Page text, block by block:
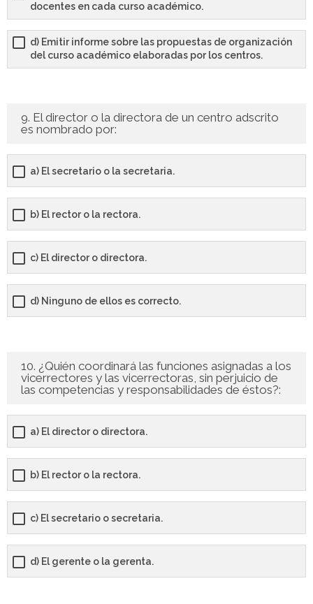
docentes en cada curso académico.
d) Emitir informe sobre las propuestas de organización
del curso académico elaboradas por los centros.
9. El director o la directora de un centro adscrito
es nombrado por:
a) El secretario o la secretaria.
b) El rector o la rectora.
c) El director o directora.
d) Ninguno de ellos es correcto.
10. ¿Quién coordinará las funciones asignadas a los
vicerrectores y las vicerrectoras, sin perjuicio de
las competencias y responsabilidades de éstos?:
a) El director o directora.
b) El rector o la rectora.
c) El secretario o secretaria.
d) El gerente o la gerenta.